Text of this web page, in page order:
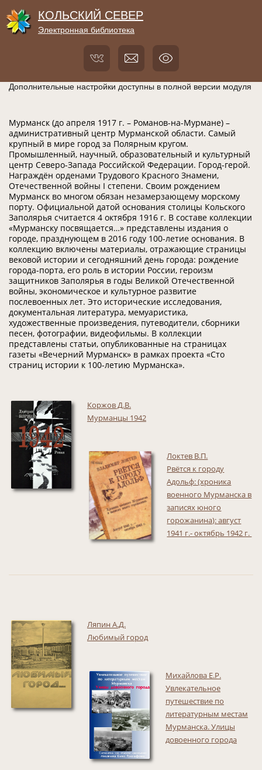
КОЛЬСКИЙ СЕВЕР
Электронная библиотека
Дополнительные настройки доступны в полной версии модуля
Мурманск (до апреля 1917 г. – Романов-на-Мурмане) –
административный центр Мурманской области. Самый
крупный в мире город за Полярным кругом.
Промышленный, научный, образовательный и культурный
центр Северо-Запада Российской Федерации. Город-герой.
Награждён орденами Трудового Красного Знамени,
Отечественной войны I степени. Своим рождением
Мурманск во многом обязан незамерзающему морскому
порту. Официальной датой основания столицы Кольского
Заполярья считается 4 октября 1916 г. В составе коллекции
«Мурманску посвящается…» представлены издания о
городе, празднующем в 2016 году 100-летие основания. В
коллекцию включены материалы, отражающие страницы
вековой истории и сегодняшний день города: рождение
города-порта, его роль в истории России, героизм
защитников Заполярья в годы Великой Отечественной
войны, экономическое и культурное развитие
послевоенных лет. Это исторические исследования,
документальная литература, мемуаристика,
художественные произведения, путеводители, сборники
песен, фотографии, видеофильмы. В коллекции
представлены статьи, опубликованные на страницах
газеты «Вечерний Мурманск» в рамках проекта «Сто
страниц истории к 100-летию Мурманска».
Коржов Д.В.
Мурманцы 1942
Локтев В.П.
Рвётся к городу
Адольф: (хроника
военного Мурманска в
записях юного
горожанина): август
1941 г.- октябрь 1942 г.
Ляпин А.Д.
Любимый город
Михайлова Е.Р.
Увлекательное
путешествие по
литературным местам
Мурманска. Улицы
довоенного города